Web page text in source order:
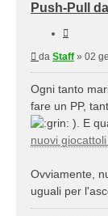
Push-Pull
Messaggio
da Staff » 02
Ogni tanto
fare un PP,
). E
nuovi
Ovviamente,
uguali per